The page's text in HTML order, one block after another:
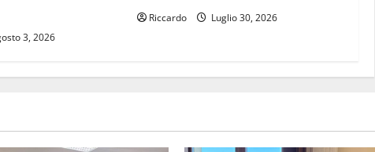
3, 2026
Riccardo Luglio 30, 2026